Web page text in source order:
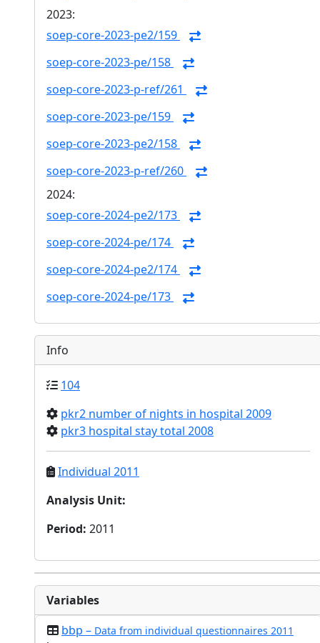
2023:
soep-core-2023-pe2/159
soep-core-2023-pe/158
soep-core-2023-p-ref/261
soep-core-2023-pe/159
soep-core-2023-pe2/158
soep-core-2023-p-ref/260
2024:
soep-core-2024-pe2/173
soep-core-2024-pe/174
soep-core-2024-pe2/174
soep-core-2024-pe/173
Info
104
pkr2 number of nights in hospital 2009
pkr3 hospital stay total 2008
Individual 2011
Analysis Unit:
Period: 2011
Variables
bbp – Data from individual questionnaires 2011